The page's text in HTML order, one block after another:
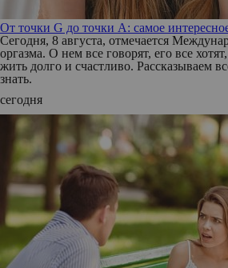
От точки G до точки A: самое
Сегодня, 8 августа, отмечается
оргазма. О нем все говорят, его все
жить долго и счастливо. Рассказываем
знать.
сегодня